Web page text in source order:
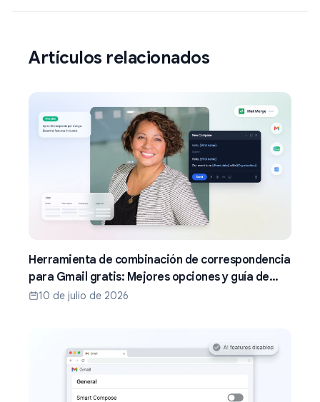
Artículos relacionados
Herramienta de combinación de correspondencia
para Gmail gratis: Mejores opciones y guía de
configuración (2026)
10 de julio de 2026